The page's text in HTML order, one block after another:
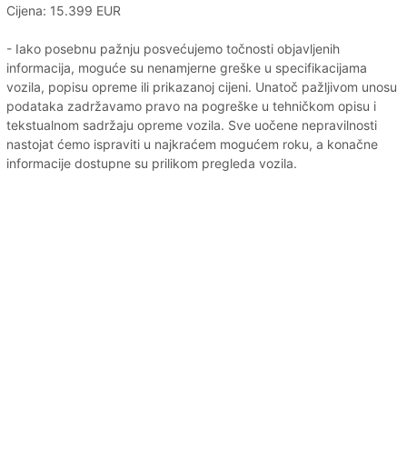
Cijena: 15.399 EUR
- Iako posebnu pažnju posvećujemo točnosti objavljenih
informacija, moguće su nenamjerne greške u specifikacijama
vozila, popisu opreme ili prikazanoj cijeni. Unatoč pažljivom unosu
podataka zadržavamo pravo na pogreške u tehničkom opisu i
tekstualnom sadržaju opreme vozila. Sve uočene nepravilnosti
nastojat ćemo ispraviti u najkraćem mogućem roku, a konačne
informacije dostupne su prilikom pregleda vozila.